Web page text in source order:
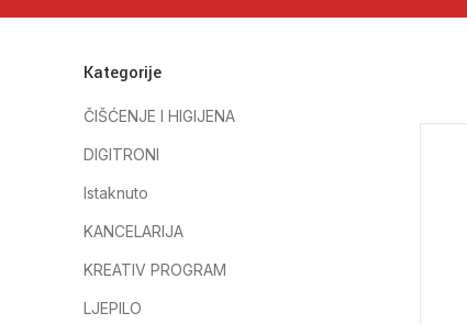
Kategorije
ČIŠĆENJE I HIGIJENA
DIGITRONI
Istaknuto
KANCELARIJA
KREATIV PROGRAM
LJEPILO